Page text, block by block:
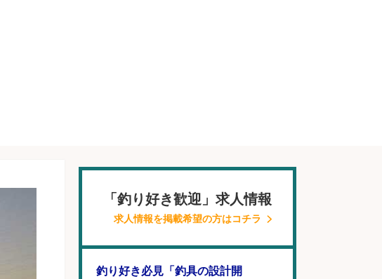
「釣り好き歓迎」求人情報
求人情報を掲載希望の方はコチラ
釣り好き必見「釣具の設計開